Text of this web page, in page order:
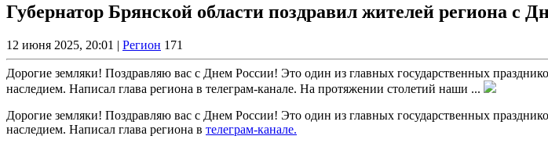
Губернатор Брянской области поздравил жителей региона с
12 июня 2025, 20:01 | Регион 171
Дорогие земляки! Поздравляю вас с Днем России! Это один из главных государственных
наследием. Написал глава региона в телеграм-канале. На протяжении столетий наши ...
Дорогие земляки! Поздравляю вас с Днем России! Это один из главных государственных
наследием. Написал глава региона в телеграм-канале.